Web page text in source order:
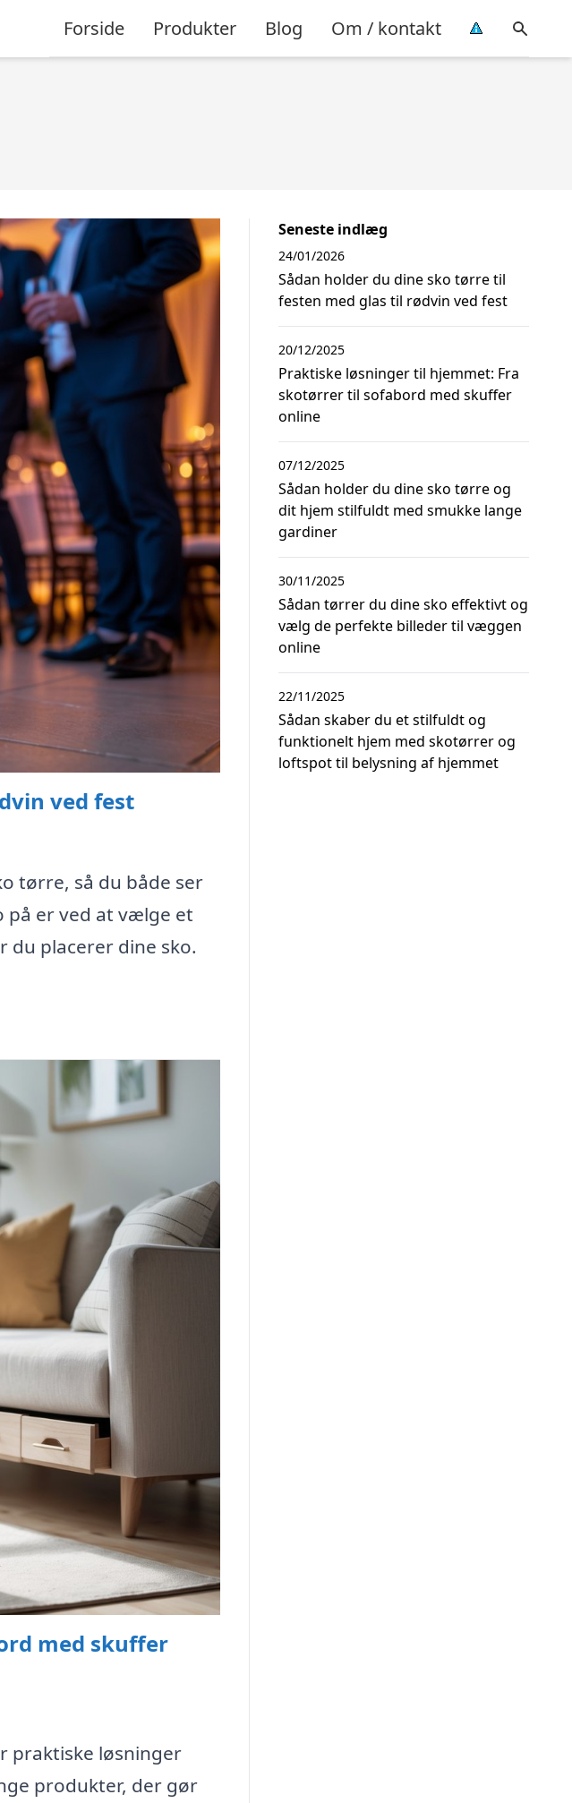
Forside Produkter Blog Om / kontakt
ved fest
tørre, så du både ser
på er ved at vælge et
du placerer dine sko.
med skuffer
praktiske løsninger
produkter, der gør
Seneste indlæg
Sådan holder du dine sko tørre til
festen med glas til rødvin ved fest
24/01/2026
Praktiske løsninger til hjemmet: Fra
skotørrer til sofabord med skuffer
online
20/12/2025
Sådan holder du dine sko tørre og
dit hjem stilfuldt med smukke lange
gardiner
07/12/2025
Sådan tørrer du dine sko effektivt og
vælg de perfekte billeder til væggen
online
30/11/2025
Sådan skaber du et stilfuldt og
funktionelt hjem med skotørrer og
loftspot til belysning af hjemmet
22/11/2025